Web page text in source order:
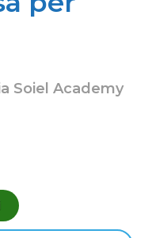
Soiel Academy